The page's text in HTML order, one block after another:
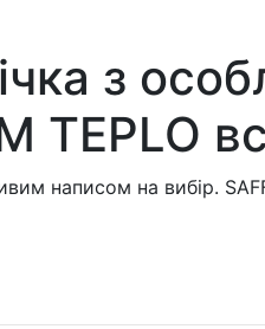
з
TEPLO
написом на вибір.